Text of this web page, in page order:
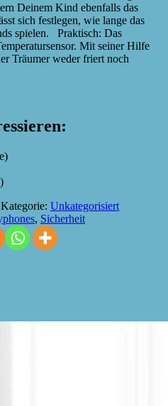
Deinem Kind ebenfalls das
sich festlegen, wie lange das
spielen. Praktisch: Das
Mit seiner Hilfe
Träumer weder friert noch
Kategorie: Unkategorisiert
, Sicherheit